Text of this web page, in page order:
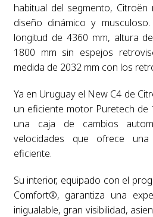
habitual del segmento,
diseño dinámico y
longitud de 4360 mm, altura
1800 mm sin espejos
medida de 2032 mm con los
Ya en Uruguay el New C4 de
un eficiente motor Puretech de
una caja de cambios
velocidades que ofrece
eficiente.
Su interior, equipado con el
Comfort®, garantiza una
inigualable, gran visibilidad,